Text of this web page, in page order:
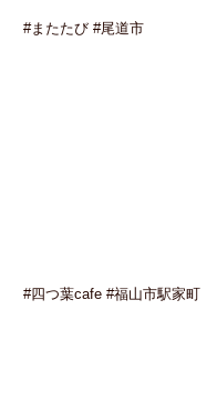
#またたび #尾道市
#四つ葉cafe #福山市駅家町